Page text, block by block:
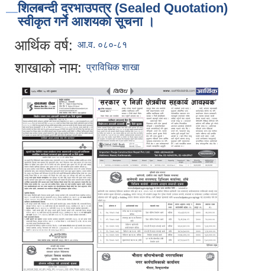
शिलबन्दी दरभाउपत्र (Sealed Quotation)
स्वीकृत गर्ने आशयको सूचना ।
आर्थिक वर्ष: आ.व. ०८०-८१
शाखाको नाम: प्राविधिक शाखा